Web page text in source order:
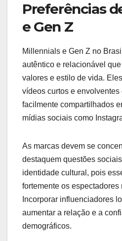
Preferências
e Gen Z
Millennials e Gen Z no
autêntico e relacionável
valores e estilo de vida.
vídeos curtos e envolventes
facilmente compartilhados
mídias sociais como
As marcas devem se
destaquem questões
identidade cultural, pois
fortemente os espectadores
Incorporar influenciadores
aumentar a relação e a
demográficos.